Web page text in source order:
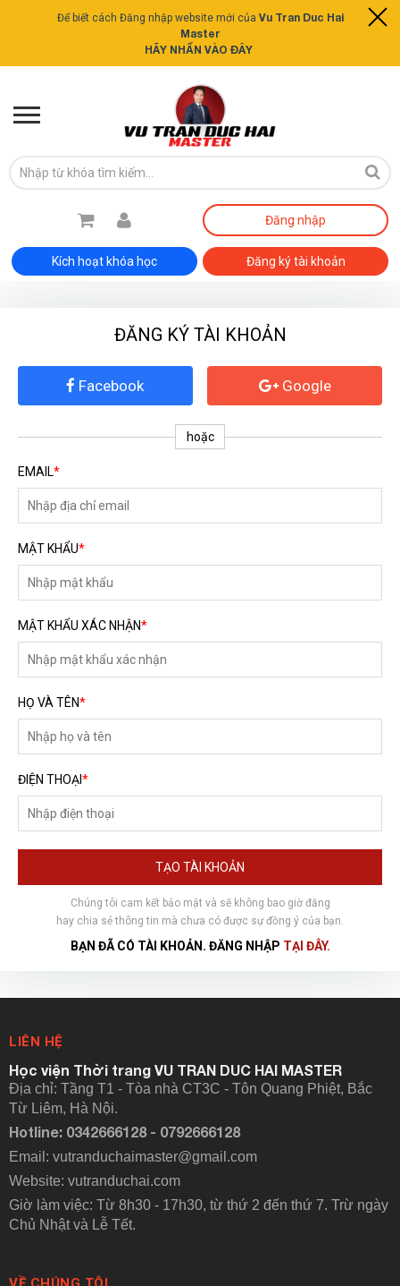
Để biết cách Đăng nhập website mới của Vu Tran Duc Hai
Master
HÃY NHẤN VÀO ĐÂY
Kích hoạt khóa học
Đăng nhập
Đăng ký tài khoản
ĐĂNG KÝ TÀI KHOẢN
Facebook Google
hoặc
EMAIL*
MẬT KHẨU*
MẬT KHẨU XÁC NHẬN*
HỌ VÀ TÊN*
ĐIỆN THOẠI*
TẠO TÀI KHOẢN
Chúng tôi cam kết bảo mật và sẽ không bao giờ đăng
hay chia sẻ thông tin mà chưa có được sự đồng ý của bạn.
BẠN ĐÃ CÓ TÀI KHOẢN. ĐĂNG NHẬP TẠI ĐÂY.
LIÊN HỆ
Học viện Thời trang VU TRAN DUC HAI MASTER
Địa chỉ: Tầng T1 - Tòa nhà CT3C - Tôn Quang Phiệt, Bắc
Từ Liêm, Hà Nội.
Hotline: 0342666128 - 0792666128
Email: vutranduchaimaster@gmail.com
Website: vutranduchai.com
Giờ làm việc: Từ 8h30 - 17h30, từ thứ 2 đến thứ 7. Trừ ngày
Chủ Nhật và Lễ Tết.
ĐĂNG KÝ TƯ VẤN MIỄN PHÍ
HOÀN THÀNH
0792666128